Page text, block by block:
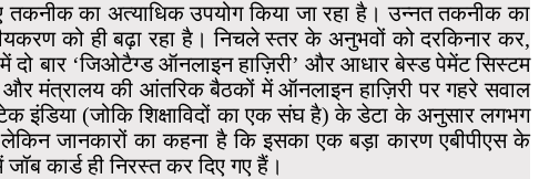
का अत्याधिक उपयोग किया जा रहा है। उन्नत तकनीक का
को ही बढ़ा रहा है। निचले स्तर के अनुभवों को दरकिनार कर,
दो बार ‘जिओटैग्ड ऑनलाइन हाज़िरी’ और आधार बेस्ड पेमेंट सिस्टम
और मंत्रालय की आंतरिक बैठकों में ऑनलाइन हाज़िरी पर गहरे सवाल
इंडिया (जोकि शिक्षाविदों का एक संघ है) के डेटा के अनुसार लगभग
जानकारों का कहना है कि इसका एक बड़ा कारण एबीपीएस के
कार्ड ही निरस्त कर दिए गए हैं।